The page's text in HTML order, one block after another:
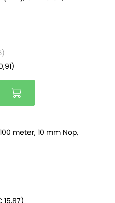
meter, 10 mm Nop,